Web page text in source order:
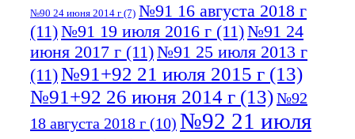
№90 24 июня 2014 г (7) №91 16 августа 2018 г
(11)№91 19 июля 2016 г (11)№91 24
июня 2017 г (11)№91 25 июля 2013 г
(11)№91+92 21 июля 2015 г (13)
№91+92 26 июня 2014 г (13)№92
18 августа 2018 г (10) №92 21 июля